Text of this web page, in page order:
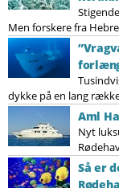
Men forskere fra
dykke på en lang
Aml
Nyt
Så er